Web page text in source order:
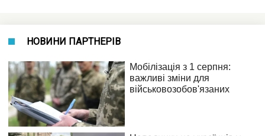
НОВИНИ ПАРТНЕРІВ